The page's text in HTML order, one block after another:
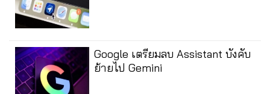
Google เตรียมลบ Assistant บังคับ
ย้ายไป Gemini